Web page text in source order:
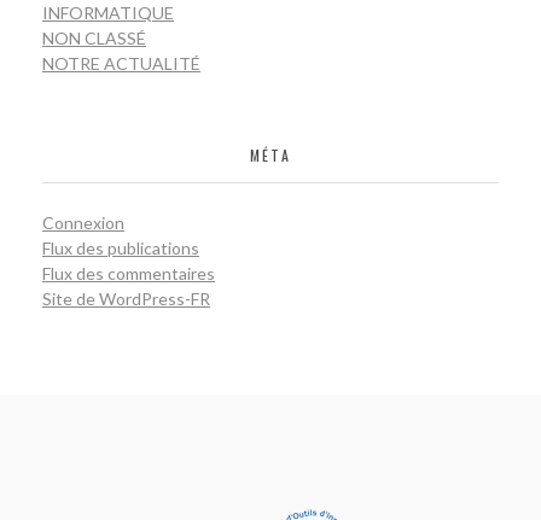
INFORMATIQUE
NON CLASSÉ
NOTRE ACTUALITÉ
MÉTA
Connexion
Flux des publications
Flux des commentaires
Site de WordPress-FR